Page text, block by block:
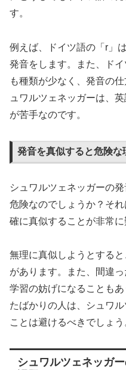
す。
例えば、ドイツ語の「r」
発音をします。また、ド
も種類が少なく、発音の
ュワルツェネッガーは、
が苦手なのです。
発音を真似すると危険な
シュワルツェネッガーの
危険なのでしょうか？そ
確に真似することが非常に
無理に真似しようとする
があります。また、間違
学習の妨げになることも
たばかりの人は、シュワ
ことは避けるべきでしょう
シュワルツェネッガ